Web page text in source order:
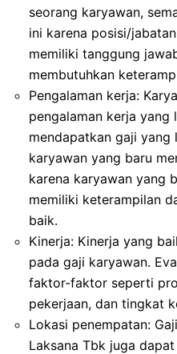
seorang karyawan,
ini karena posisi/
memiliki tanggung
membutuhkan
Pengalaman kerja:
pengalaman kerja yang
mendapatkan gaji
karyawan yang baru
karena karyawan yang
memiliki keterampilan
baik.
Kinerja: Kinerja yang
pada gaji karyawan.
faktor-faktor seperti
pekerjaan, dan tingkat
Lokasi penempatan:
Laksana Tbk juga